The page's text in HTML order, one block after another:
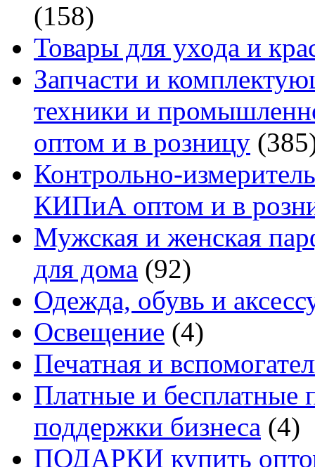
(158)
Товары для ухода и
Запчасти и
техники и
оптом и в розницу
Контрольно-
КИПиА оптом и в
Мужская и женская
для дома (92)
Одежда, обувь и
Освещение (4)
Печатная и
Платные и бесплатные
поддержки бизнеса (4)
ПОДАРКИ купить